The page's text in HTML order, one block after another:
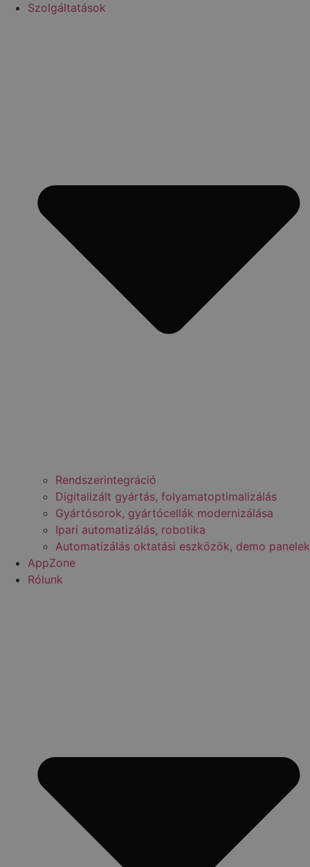
Szolgáltatások
Rendszerintegráció
Digitalizált gyártás, folyamatoptimalizálás
Gyártósorok, gyártócellák modernizálása
Ipari automatizálás, robotika
Automatizálás oktatási eszközök, demo panelek
AppZone
Rólunk